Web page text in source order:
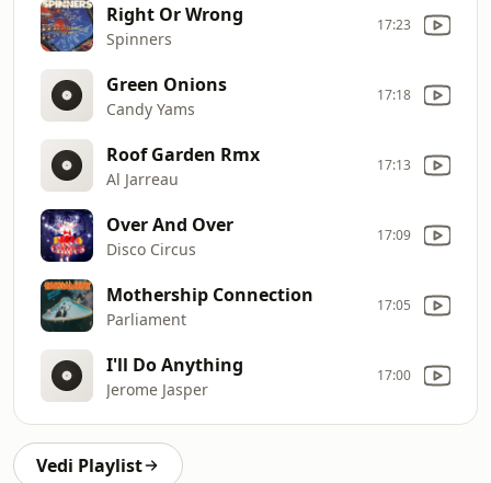
Right Or Wrong
Spinners
17:23
Green Onions
Candy Yams
17:18
Roof Garden Rmx
Al Jarreau
17:13
Over And Over
Disco Circus
17:09
Mothership Connection
Parliament
17:05
I'll Do Anything
Jerome Jasper
17:00
Vedi Playlist